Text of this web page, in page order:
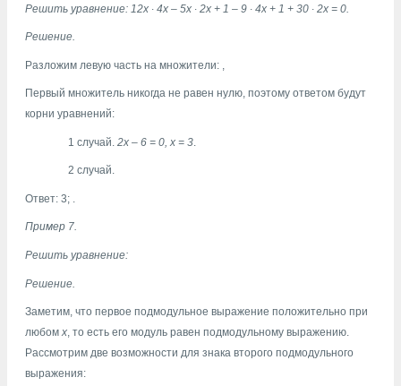
Решить уравнение: 12x ∙ 4x – 5x ∙ 2x + 1 – 9 ∙ 4x + 1 + 30 ∙ 2x = 0
Решение.
Разложим левую часть на множители:
Первый множитель никогда не равен нулю, поэтому ответом будут
корни уравнений:
1 случай. 2х – 6 = 0, х = 3
2 случай.
Ответ: 3; .
Пример 7.
Решить уравнение:
Решение.
Заметим, что первое подмодульное выражение положительно при
любомх, то есть его модуль равен подмодульному выражению.
Рассмотрим две возможности для знака второго подмодульного
выражения: